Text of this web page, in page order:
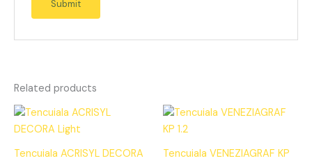
Related products
Tencuiala ACRISYL DECORA
Tencuiala VENEZIAGRAF KP